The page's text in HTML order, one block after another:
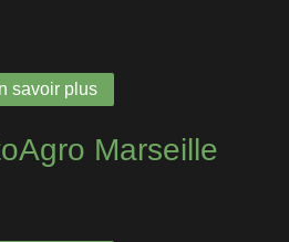
savoir plus
Marseille